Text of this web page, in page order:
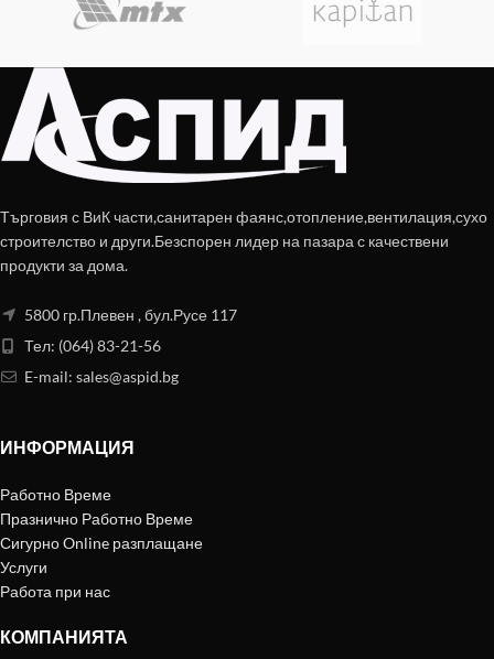
Търговия с ВиК части,санитарен фаянс,отопление,вентилация,сухо
строителство и други.Безспорен лидер на пазара с качествени
продукти за дома.
5800 гр.Плевен , бул.Русе 117
Тел: (064) 83-21-56
E-mail: sales@aspid.bg
ИНФОРМАЦИЯ
Работно Време
Празнично Работно Време
Сигурно Online разплащане
Услуги
Работа при нас
КОМПАНИЯТА